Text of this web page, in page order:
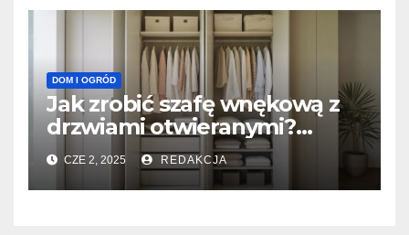
DOM I OGRÓD
Jak zrobić szafę wnękową z
drzwiami otwieranymi?
Praktyczny poradnik krok po
kroku
CZE 2, 2025 REDAKCJA